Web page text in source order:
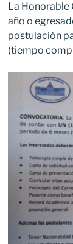
La Honorable
año o
postulación
(tiempo